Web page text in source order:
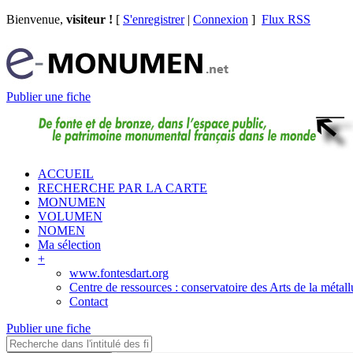
Bienvenue, visiteur ! [ S'enregistrer| Connexion ] Flux RSS
Publier une fiche
ACCUEIL
RECHERCHE PAR LA CARTE
MONUMEN
VOLUMEN
NOMEN
Ma sélection
+
www.fontesdart.org
Centre de ressources : conservatoire des Arts de la
Contact
Publier une fiche